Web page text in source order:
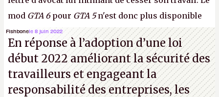
mod GTA 6pour GTA 5n'est donc plus disponible
au téléchargement. Vous pouvez encore en voir
quelques bribes surcette vidéo YouTube.A.
Fishbonele 8 juin 2022
En réponse à l’adoption d’une loi
début 2022 améliorant la sécurité des
travailleurs et engageant la
responsabilité des entreprises, les